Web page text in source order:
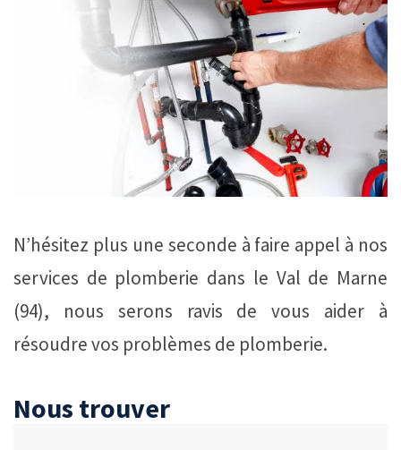
N’hésitez plus une seconde à faire appel à nos
services de plomberie dans le Val de Marne
(94), nous serons ravis de vous aider à
résoudre vos problèmes de plomberie.
Nous trouver